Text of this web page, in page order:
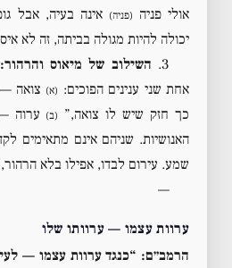
אולי פניה (פניה) אינה בעיה, אבל
יכולה להיות מגולה בביתה, זה לא
3. השילוב של מיאוס והרהור:
אחת שני ענינים הפוכים: (א) צואה
כך חזק שיש לו צואה,” (ב) ערוה
האנושיות. שניהם אינם מתאימים
שמע. עירום לבדו, אפילו בלא הרהור,
—
ערוות עצמו — ערוותו שלו
הרמב״ם: “כנגד ערוות עצמו —